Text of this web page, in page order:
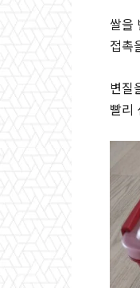
쌀을
접촉
변질
빨리